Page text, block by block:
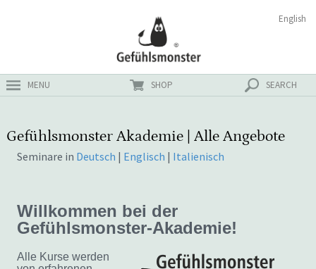
MENU SHOP SEARCH
English
Gefühlsmonster Akademie | Alle Angebote
Seminare in Deutsch | Englisch | Italienisch
Willkommen bei der
Gefühlsmonster-Akademie!
Alle Kurse werden